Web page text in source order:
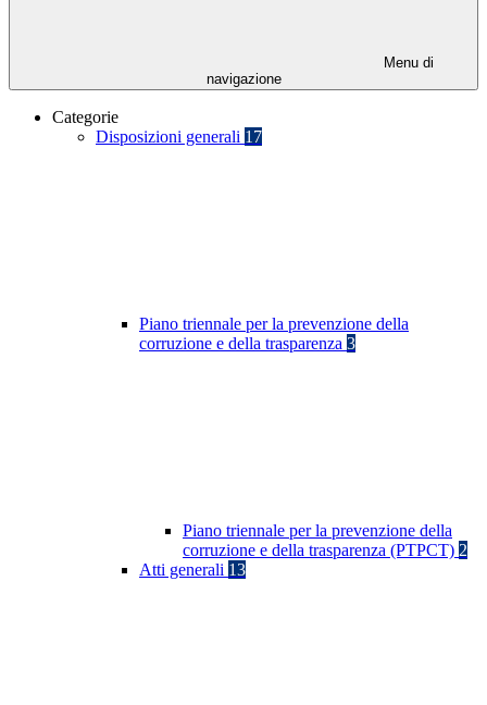
Menu di
navigazione
Categorie
Disposizioni generali 17
Piano triennale per la prevenzione della
corruzione e della trasparenza 3
Piano triennale per la prevenzione della
corruzione e della trasparenza (PTPCT) 2
Atti generali 13